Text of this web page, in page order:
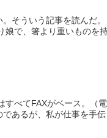
そういう記事を読ん
で、箸より重いものを
べてFAXがベース。（
あるが、私が仕事を手